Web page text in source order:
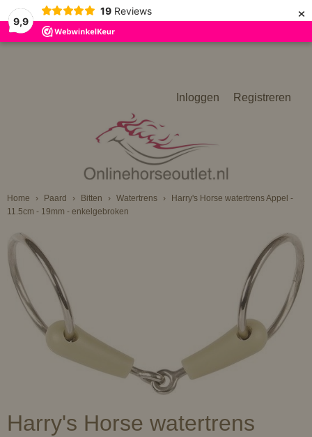
9,9
19 Reviews ×
Inloggen Registreren
Home › Paard › Bitten › Watertrens ›
Harry's Horse watertrens Appel -
11.5cm - 19mm - enkelgebroken
Harry's Horse watertrens